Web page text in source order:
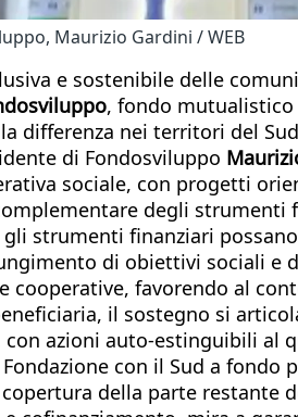
Maurizio Gardini / WEB
e sostenibile delle
, fondo mutualistico
differenza nei territori del
di Fondosviluppo
sociale, con progetti
degli strumenti
strumenti finanziari
di obiettivi sociali e
favorendo al
il sostegno si
azioni auto-estinguibili al
con il Sud a
della parte